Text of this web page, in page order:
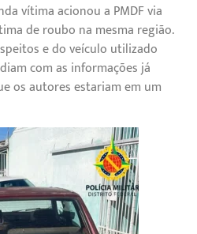
vítima acionou a PMDF via
de roubo na mesma região.
e do veículo utilizado
com as informações já
os autores estariam em um